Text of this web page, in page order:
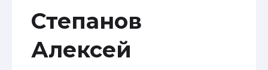
Степанов
Алексей